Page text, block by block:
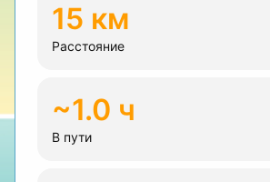
15 км
Расстояние
~1.0 ч
В пути